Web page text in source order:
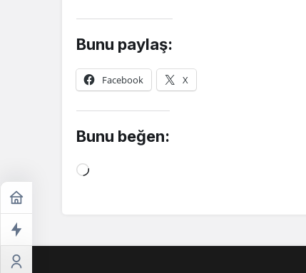
Bunu paylaş:
Facebook X
Bunu beğen:
Yükleniyor...